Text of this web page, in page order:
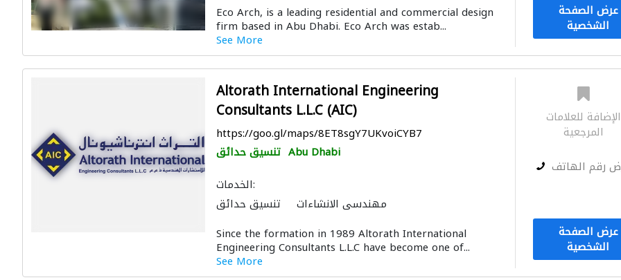
Eco Arch, is a leading residential and commercial design
firm based in Abu Dhabi. Eco Arch was estab...
See More
عرض الصفحة
الشخصية
Altorath International Engineering
Consultants L.L.C (AIC)
https://goo.gl/maps/8ET8sgY7UKvoiCYB7
تنسيق حدائق Abu Dhabi
الخدمات:
تنسيق حدائق
مهندسي الانشاءات
استشارات بيئية المساحيين ميكانيكيون
الديكور الداخلي التصميم المعماري
Since the formation in 1989 Altorath International
Engineering Consultants L.L.C have become one of...
See More
الإضافة للعلامات
المرجعية
رقم الهاتف
عرض الصفحة
الشخصية